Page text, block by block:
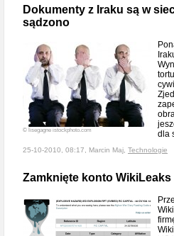
Dokumenty z Iraku są w
sądzono
© lisegagne istockphoto.com
dla
25-10-2010, 08:17, Marcin Maj, Technologie
Zamknięte konto